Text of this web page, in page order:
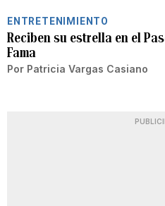
ENTRETENIMIENTO
Reciben su estrella en el
Fama
Por Patricia Vargas Casiano